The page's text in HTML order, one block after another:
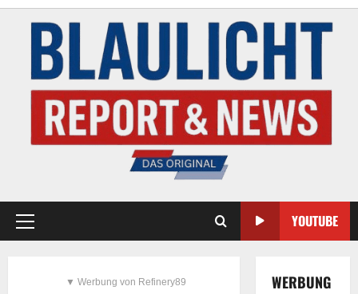
YOUTUBE
▼ Werbung von Refinery89 WERBUNG